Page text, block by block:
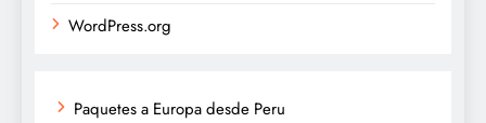
WordPress.org
Paquetes a Europa desde Peru